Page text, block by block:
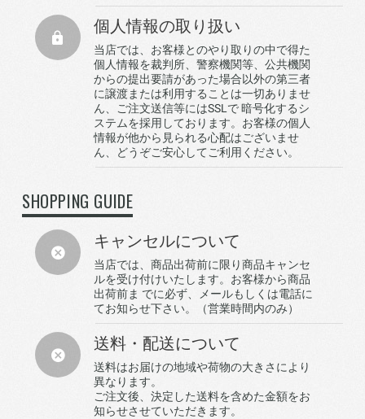
個人情報の取り扱い
当店では、お客様とのやり取りの中で得た
個人情報を裁判所、警察機関等、公共機関
からの提出要請があった場合以外の第三者
に譲渡または利用することは一切ありませ
ん、ご注文送信等にはSSLで 暗号化するシ
ステムを採用しております。お客様の個人
情報が他から見られる心配はございませ
ん、どうぞご安心してご利用ください。
SHOPPING GUIDE
キャンセルについて
当店では、商品出荷前に限り商品キャンセ
ルを受け付けいたします。お客様から商品
出荷前ま でに必ず、メールもしくは電話に
てお知らせ下さい。（営業時間内のみ）
送料・配送について
送料はお届けの地域や荷物の大きさにより
異なります。
ご注文後、決定した送料を含めた金額をお
知らせさせていただきます。